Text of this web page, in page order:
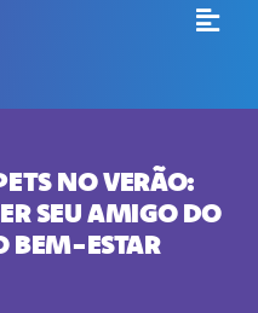
NO VERÃO:
SEU AMIGO DO
BEM-ESTAR